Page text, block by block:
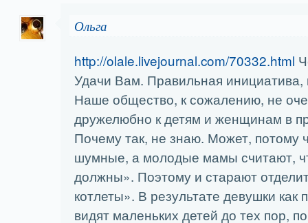
Ольга
http://olale.livejournal.com/70332.html
Удачи Вам. Правильная инициатива,
Наше общество, к сожалению, не
дружелюбно к детям и женщинам в
Почему так, не знаю. Может, потому
шумные, а молодые мамы считают,
должны». Поэтому и старают
котлеты». В результате девушки как
видят маленьких детей до тех пор,